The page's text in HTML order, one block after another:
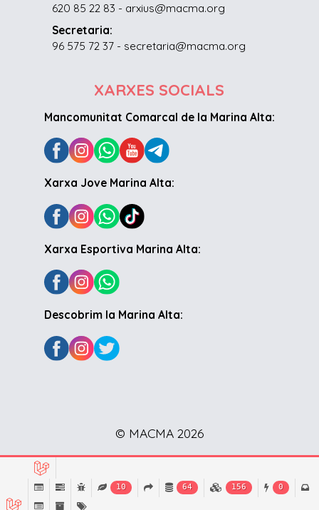
620 85 22 83 - arxius@macma.org
Secretaria:
96 575 72 37 - secretaria@macma.org
XARXES SOCIALS
Mancomunitat Comarcal de la Marina Alta:
Xarxa Jove Marina Alta:
Xarxa Esportiva Marina Alta:
Descobrim la Marina Alta:
© MACMA 2026
10 64 156 0